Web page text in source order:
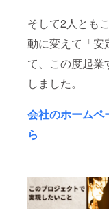
そして2人とも
動に変えて「安
て、この度起業
しました。
会社のホームペ
ら